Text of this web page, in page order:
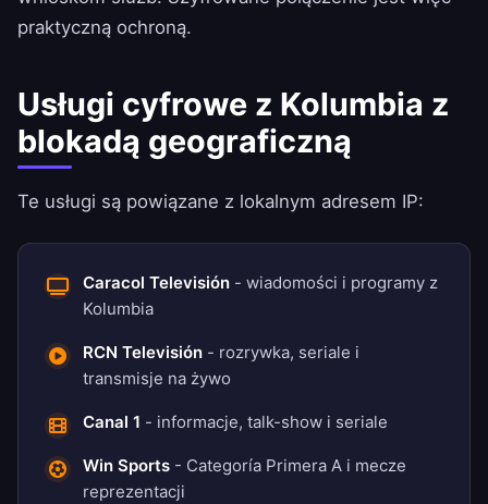
praktyczną ochroną.
Usługi cyfrowe z Kolumbia z
blokadą geograficzną
Te usługi są powiązane z lokalnym adresem IP:
Caracol Televisión - wiadomości i programy z
Kolumbia
RCN Televisión - rozrywka, seriale i
transmisje na żywo
Canal 1 - informacje, talk-show i seriale
Win Sports - Categoría Primera A i mecze
reprezentacji